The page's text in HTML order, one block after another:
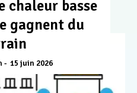
chaleur basse
gagnent du
15 juin 2026